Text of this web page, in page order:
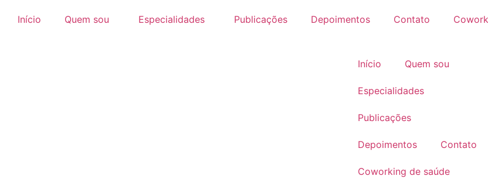
Início Quem sou Especialidades Publicações Depoimentos Contato
Início Quem sou
Especialidades
Publicações
Depoimentos Contato
Coworking de saúde